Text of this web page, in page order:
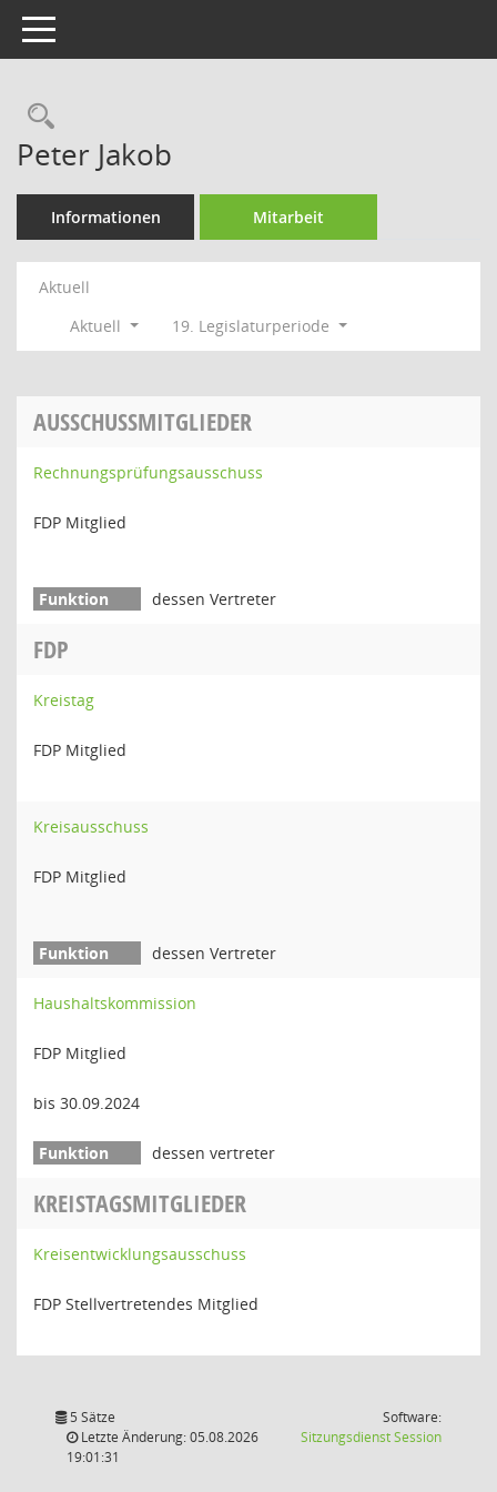
Toggle navigation
Rechercheauswahl
Peter Jakob
Informationen Mitarbeit
Aktuell
Aktuell
19. Legislaturperiode
AUSSCHUSSMITGLIEDER
Rechnungsprüfungsausschuss
FDP Mitglied
dessen Vertreter
FDP
Kreistag
FDP Mitglied
Kreisausschuss
FDP Mitglied
dessen Vertreter
Haushaltskommission
FDP Mitglied
bis 30.09.2024
dessen vertreter
KREISTAGSMITGLIEDER
Kreisentwicklungsausschuss
FDP Stellvertretendes Mitglied
5 Sätze
Letzte Änderung: 05.08.2026
19:01:31
Software:
SitzungsdienstSession(Wird in